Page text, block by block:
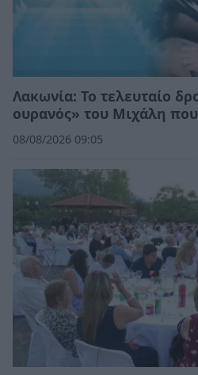
Λακωνία: Το τελευταίο
ουρανός» του Μιχάλη
08/08/2026 09:05